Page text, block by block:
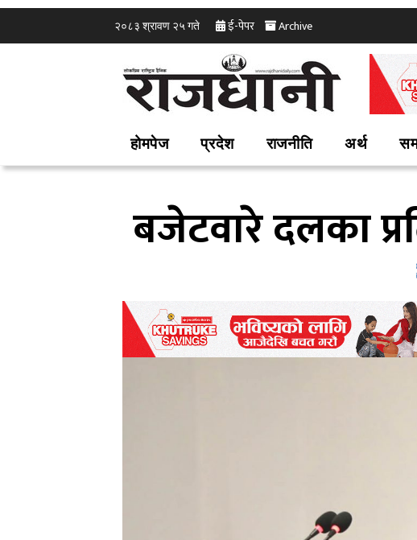
२०८३ श्रावण २५ गते ई-पेपर Archive
होमपेज प्रदेश राजनीति अर्थ
बजेटवारे दलका